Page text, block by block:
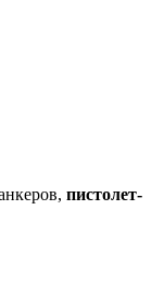
пистолет-